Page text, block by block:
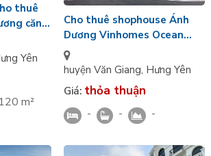
thuê
căn
Yên
120 m²
Cho thuê shophouse Ánh
Dương Vinhomes Ocean
Park 3 đối diện công viên
huyện Văn Giang, Hưng Yên
Giá: thỏa thuận
- - -